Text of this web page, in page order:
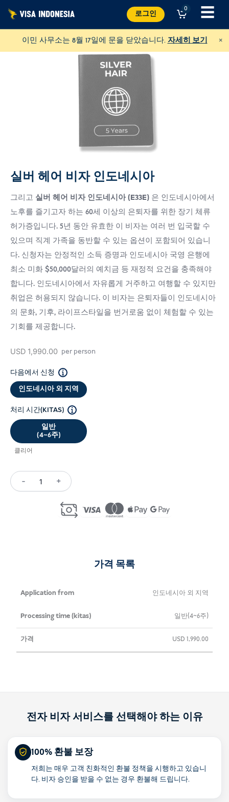
로
로그인
0 ☰
이민 사무소는 8월 17일에 문을 닫았습니다. 자세히 보기 ×
실버 헤어 비자 인도네시아
그리고 실버 헤어 비자 인도네시아 (E33E) 은 인도네시아에서
노후를 즐기고자 하는 60세 이상의 은퇴자를 위한 장기 체류
허가증입니다. 5년 동안 유효한 이 비자는 여러 번 입국할 수
있으며 직계 가족을 동반할 수 있는 옵션이 포함되어 있습니
다. 신청자는 안정적인 소득 증명과 인도네시아 국영 은행에
최소 미화 $50,000달러의 예치금 등 재정적 요건을 충족해야
합니다. 인도네시아에서 자유롭게 거주하고 여행할 수 있지만
취업은 허용되지 않습니다. 이 비자는 은퇴자들이 인도네시아
의 문화, 기후, 라이프스타일을 번거로움 없이 체험할 수 있는
기회를 제공합니다.
USD 1,990.00 per person
다음에서 신청
인도네시아 외 지역
처리 시간(KITAS)
일반
(4~6주)
클리어
-
Silver
+
가격 목록
신
출
발
지
처
시
(키
가
인도네시아 외 지역
일반(4~6주)
USD 1,990.00
전자 비자 서비스를 선택해야 하는 이유
100% 환불 보장
저희는 매우 고객 친화적인 환불 정책을 시행하고 있습니
다. 비자 승인을 받을 수 없는 경우 환불해 드립니다.
JAAN에 기부하기
USD 기부하기